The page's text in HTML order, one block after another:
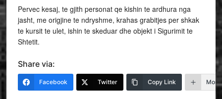
Pervec kesaj, te gjith personat qe kishin te ardhura nga
jasht, me origjine te ndryshme, krahas grabitjes per shkak
te kursit te ulet, ishin te skeduar dhe objekt i Sigurimit te
Shtetit.
Share via:
Facebook Twitter Copy Link More